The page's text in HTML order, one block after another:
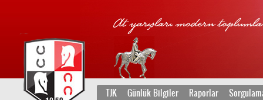
TJK Günlük Bilgiler Raporlar